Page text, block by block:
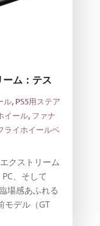
ム：テス
ル, PS5用ステア
イール, ファナ
ライホイールベ
クストリーム
、そして
場感あふれる
モデル（GT